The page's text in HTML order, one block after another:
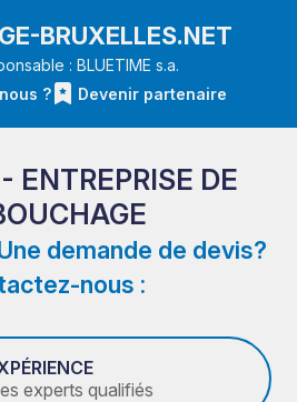
BRUXELLES.NET
: BLUETIME s.a.
?
Devenir partenaire
ENTREPRISE DE
demande de devis?
nous :
experts qualifiés